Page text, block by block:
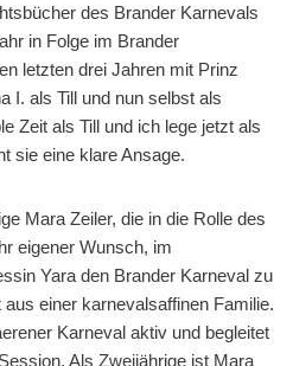
des Brander Karnevals
in Folge im Brander
letzten drei Jahren mit Prinz
I. als Till und nun selbst als
Zeit als Till und ich lege jetzt als
sie eine klare Ansage.
Mara Zeiler, die in die Rolle des
eigener Wunsch, im
Yara den Brander Karneval zu
einer karnevalsaffinen Familie.
Karneval aktiv und begleitet
Als Zweijährige ist Mara